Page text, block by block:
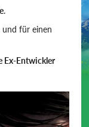
.
und für einen
Ex-Entwickler